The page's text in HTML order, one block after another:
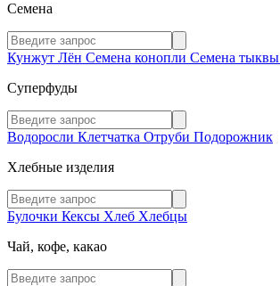
Семена
Кунжут Лён Семена конопли Семена тыквы
Суперфуды
Водоросли Клетчатка Отруби Подорожник
Хлебные изделия
Булочки Кексы Хлеб Хлебцы
Чай, кофе, какао